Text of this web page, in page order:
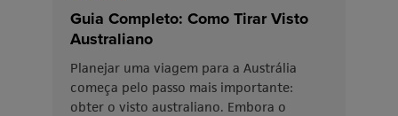
Guia Completo: Como Tirar Visto
Australiano
Planejar uma viagem para a Austrália
começa pelo passo mais importante:
obter o visto australiano. Embora o